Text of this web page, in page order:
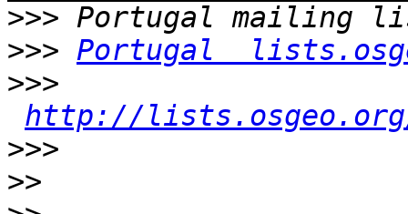
>>>
>>> Portugal
>>>
http://
>>>
>>